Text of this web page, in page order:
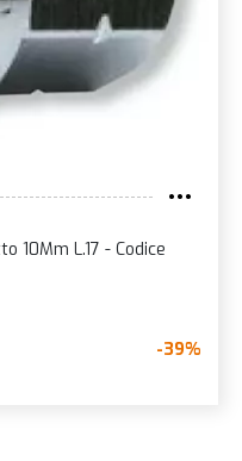
10Mm L.17 - Codice
-39%